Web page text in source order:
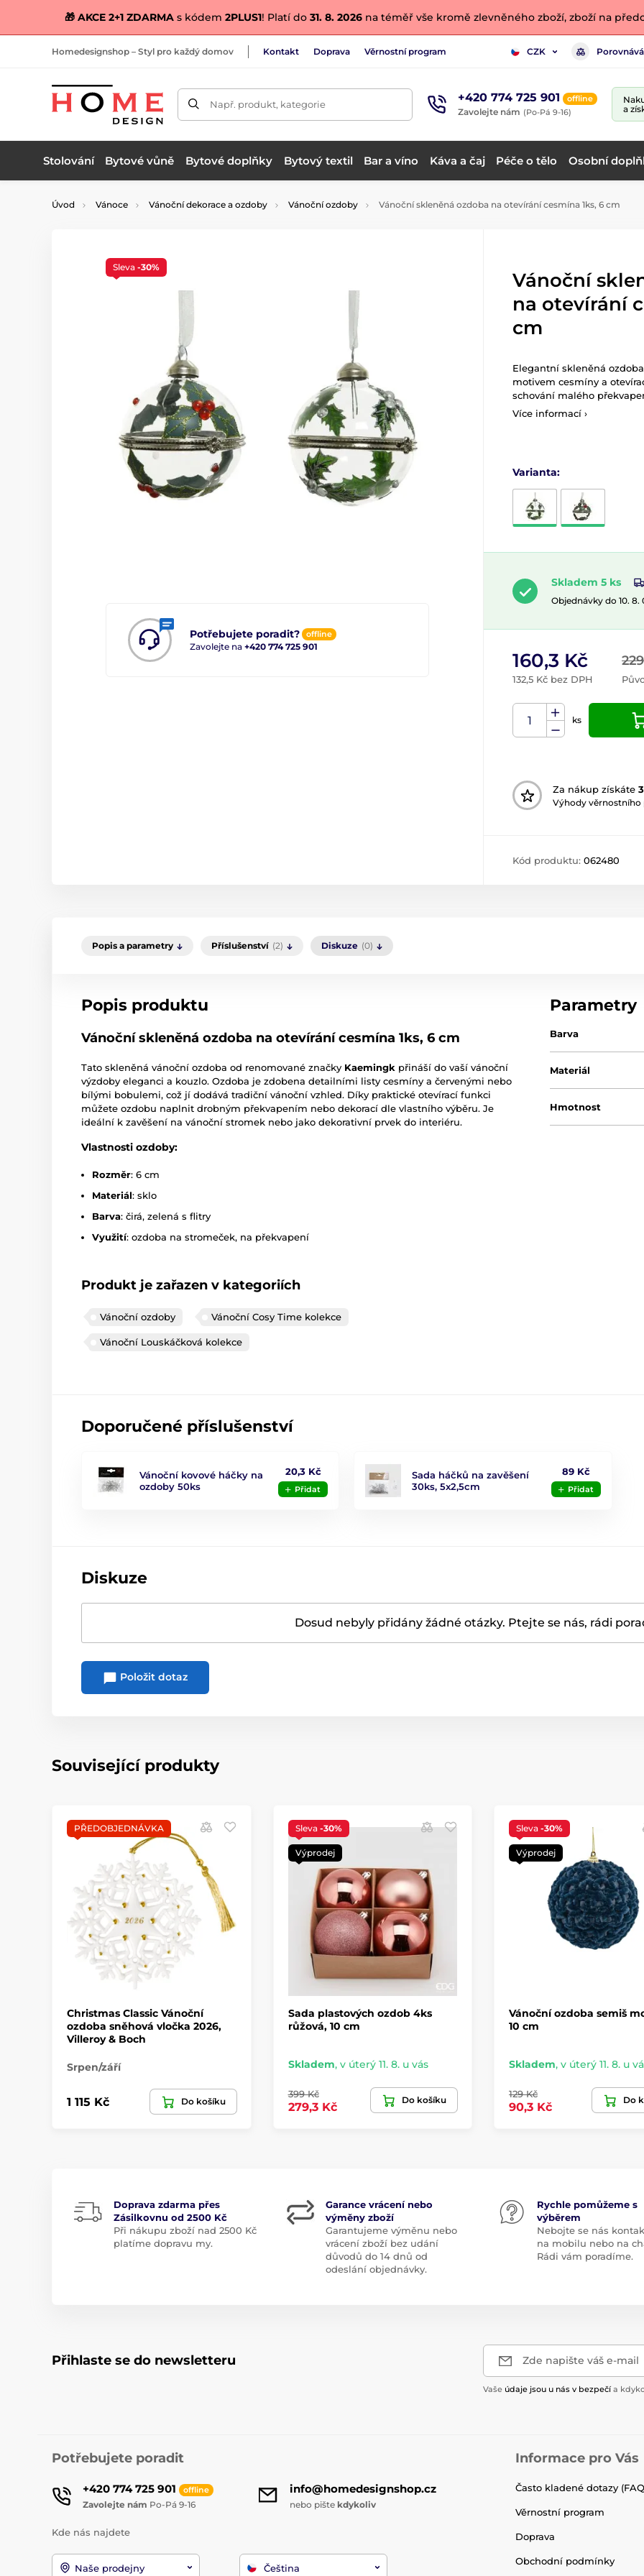
🎁 AKCE 2+1 ZDARMAs kódem 2PLUS1! Platí do31. 8. 2026na téměř vše kromě zlevněného zboží, zboží na
Homedesignshop – Styl pro každý domov Kontakt Doprava Věrnostní program CZK
Např. produkt, kategorie +420 774 725 901 offline
Zavolejte nám (Po-Pá 9-16)
a
Stolování Bytové vůně Bytové doplňky Bytový textil Bar a víno Káva a čaj Péče o tělo Osobní
Úvod Vánoce Vánoční dekorace a ozdoby Vánoční ozdoby Vánoční skleněná ozdoba na otevírání cesmína 1ks, 6 cm
Potřebujete poradit? offline
Zavolejte na +420 774 725 901
Sleva -30%
Vánoční
na otevírání
cm
Elegantní skleněná
motivem cesmíny a
schování malého
Více informací ›
Varianta:
Skladem 5 ks
Objednávky do 10.
160,3 Kč
132,5 Kč bez DPH
ks
Za nákup získáte
Výhody věrnostního
Kód produktu: 062480
Popis a parametry Příslušenství (2) Diskuze (0)
Popis produktu
Vánoční skleněná ozdoba na otevírání cesmína 1ks, 6 cm
Tato skleněná vánoční ozdoba od renomované značky Kaemingk přináší do vaší vánoční
výzdoby eleganci a kouzlo. Ozdoba je zdobena detailními listy cesmíny a červenými nebo
bílými bobulemi, což jí dodává tradiční vánoční vzhled. Díky praktické otevírací funkci
můžete ozdobu naplnit drobným překvapením nebo dekorací dle vlastního výběru. Je
ideální k zavěšení na vánoční stromek nebo jako dekorativní prvek do interiéru.
Vlastnosti ozdoby:
Rozměr: 6 cm
Materiál: sklo
Barva: čirá, zelená s flitry
Využití: ozdoba na stromeček, na překvapení
Produkt je zařazen v kategoriích
Vánoční ozdoby Vánoční Cosy Time kolekce
Vánoční Louskáčková kolekce
Parametry
Barva
Materiál
Hmotnost
Doporučené příslušenství
Vánoční kovové háčky na
ozdoby 50ks
20,3 Kč
Přidat
Sada háčků na zavěšení
30ks, 5x2,5cm
89 Kč
Přidat
Diskuze
Dosud nebyly přidány žádné otázky. Ptejte se nás, rádi
Položit dotaz
Související produkty
PŘEDOBJEDNÁVKA
Christmas Classic Vánoční
ozdoba sněhová vločka 2026,
Villeroy & Boch
Srpen/září
1 115 Kč Do košíku
Sleva -30%
Výprodej
Sada plastových ozdob 4ks
růžová, 10 cm
Skladem, v úterý 11. 8. u vás
399 Kč
279,3 Kč
Do košíku
Sleva -30%
Výprodej
Vánoční ozdoba semiš
10 cm
Skladem, v úterý 11. 8. u
129 Kč
90,3 Kč
Do
Doprava zdarma přes
Zásilkovnu od 2500 Kč
Při nákupu zboží nad 2500 Kč
platíme dopravu my.
Garance vrácení nebo
výměny zboží
Garantujeme výměnu nebo
vrácení zboží bez udání
důvodů do 14 dnů od
odeslání objednávky.
Rychle pomůžeme s
výběrem
Nebojte se nás
na mobilu nebo na
Rádi vám poradíme.
Přihlaste se do newsletteru Zde napište váš e-mail
Vaše údaje jsou u nás v bezpečí a
Potřebujete poradit
+420 774 725 901 offline
Zavolejte nám Po-Pá 9-16
info@homedesignshop.cz
nebo pište kdykoliv
Kde nás najdete
Naše prodejny Čeština
Informace pro Vás
Často kladené dotazy
Věrnostní program
Doprava
Obchodní podmínky